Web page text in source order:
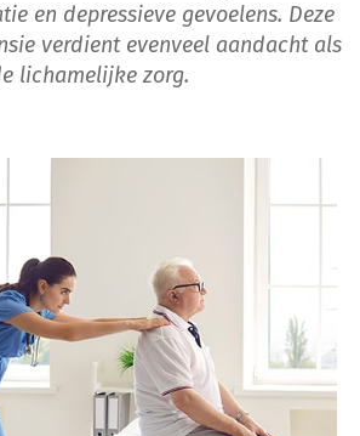
en depressieve gevoelens. Deze
verdient evenveel aandacht als
lichamelijke zorg.